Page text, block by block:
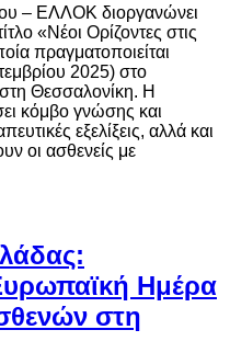
– ΕΛΛΟΚ διοργανώνει
«Νέοι Ορίζοντες στις
πραγματοποιείται
2025) στο
Θεσσαλονίκη. Η
κόμβο γνώσης και
εξελίξεις, αλλά και
οι ασθενείς με
Ημέρα
στη